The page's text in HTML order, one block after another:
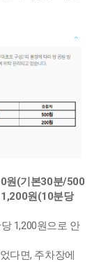
원(기본30분/500
원(10분당
1,200원으로 안
다면, 주차장에